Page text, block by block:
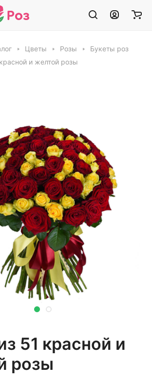
Цветы Розы
Букеты роз
и желтой розы
51 красной и
розы